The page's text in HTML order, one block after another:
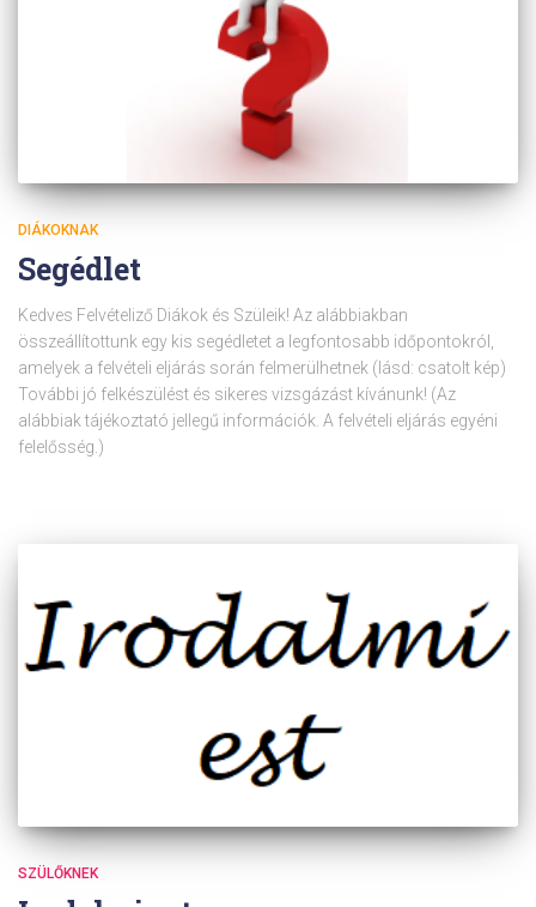
DIÁKOKNAK
Segédlet
Kedves Felvételiző Diákok és Szüleik! Az alábbiakban
összeállítottunk egy kis segédletet a legfontosabb időpontokról,
amelyek a felvételi eljárás során felmerülhetnek (lásd: csatolt kép)
További jó felkészülést és sikeres vizsgázást kívánunk! (Az
alábbiak tájékoztató jellegű információk. A felvételi eljárás egyéni
felelősség.)
SZÜLŐKNEK